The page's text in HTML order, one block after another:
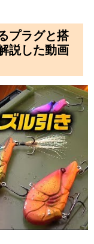
プラグと搭
説した動画